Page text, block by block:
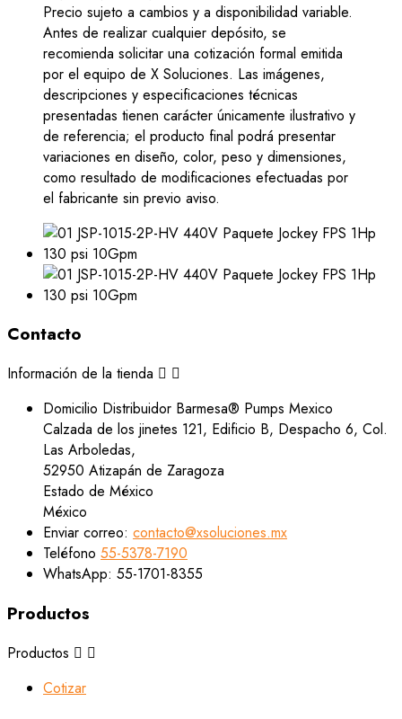
Precio sujeto a cambios y a disponibilidad variable.
Antes de realizar cualquier depósito, se
recomienda solicitar una cotización formal emitida
por el equipo de X Soluciones. Las imágenes,
descripciones y especificaciones técnicas
presentadas tienen carácter únicamente ilustrativo y
de referencia; el producto final podrá presentar
variaciones en diseño, color, peso y dimensiones,
como resultado de modificaciones efectuadas por
el fabricante sin previo aviso.
Contacto
Información de la tienda  
Domicilio Distribuidor Barmesa® Pumps Mexico
Calzada de los jinetes 121, Edificio B, Despacho 6, Col.
Las Arboledas,
52950 Atizapán de Zaragoza
Estado de México
México
Enviar correo: contacto@xsoluciones.mx
Teléfono 55-5378-7190
WhatsApp: 55-1701-8355
Productos
Productos  
Cotizar